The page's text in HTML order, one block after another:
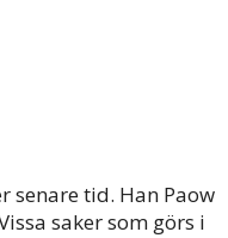
senare tid. Han Paow
saker som görs i